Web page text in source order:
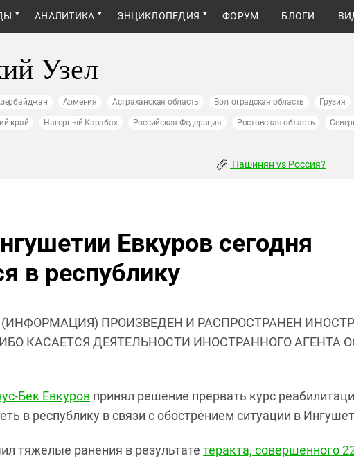
АНАЛИТИКА ЭНЦИКЛОПЕДИЯ ФОРУМ БЛОГИ
Узел
Армения Астраханская область Волгоградская область Грузия
край Нагорный Карабах Российская Федерация Ростовская область
Пашинян vs Россия?
Евкуров сегодня
в республику
ПРОИЗВЕДЕН И РАСПРОСТРАНЕН
КАСАЕТСЯ ДЕЯТЕЛЬНОСТИ ИНОСТРАННОГО АГЕНТА
Бек Евкуров принял решение прервать курс
в республику в связи с обострением ситуации в
тяжелые ранения в результате теракта, совершенного